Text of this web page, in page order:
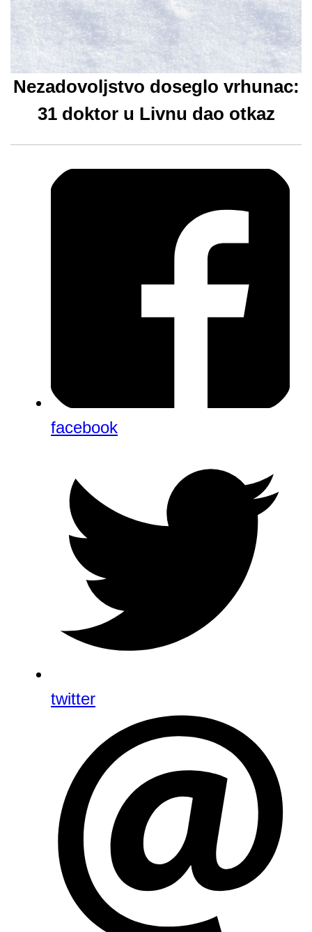
Nezadovoljstvo doseglo vrhunac:
31 doktor u Livnu dao otkaz
facebook
twitter